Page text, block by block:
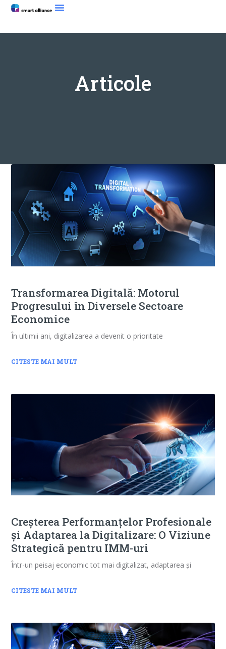
Articole
Transformarea Digitală: Motorul
Progresului în Diversele Sectoare
Economice
În ultimii ani, digitalizarea a devenit o prioritate
CITESTE MAI MULT
Creșterea Performanțelor Profesionale
și Adaptarea la Digitalizare: O Viziune
Strategică pentru IMM-uri
Într-un peisaj economic tot mai digitalizat, adaptarea și
CITESTE MAI MULT